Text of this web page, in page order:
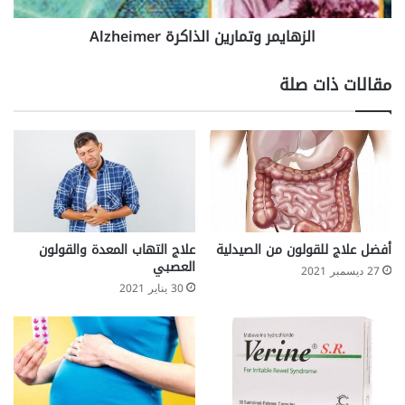
م
ل
س
ك
و
ر
ي
ن
ر
ة
A
الزهايمر وتمارين الذاكرة Alzheimer
مقالات ذات صلة
أفضل علاج للقولون من الصيدلية
27 ديسمبر 2021
علاج التهاب المعدة والقولون
العصبي
30 يناير 2021